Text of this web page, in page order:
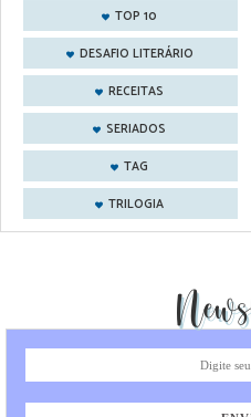
TOP 10
DESAFIO LITERÁRIO
RECEITAS
SERIADOS
TAG
TRILOGIA